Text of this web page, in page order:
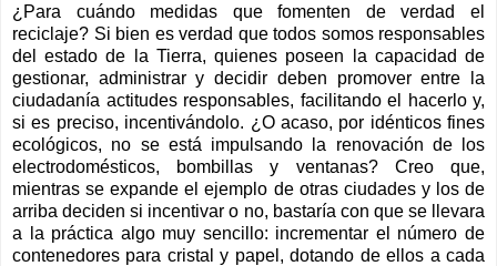
¿Para cuándo medidas que fomenten de verdad el
reciclaje? Si bien es verdad que todos somos responsables
del estado de la Tierra, quienes poseen la capacidad de
gestionar, administrar y decidir deben promover entre la
ciudadanía actitudes responsables, facilitando el hacerlo y,
si es preciso, incentivándolo. ¿O acaso, por idénticos fines
ecológicos, no se está impulsando la renovación de los
electrodomésticos, bombillas y ventanas? Creo que,
mientras se expande el ejemplo de otras ciudades y los de
arriba deciden si incentivar o no, bastaría con que se llevara
a la práctica algo muy sencillo: incrementar el número de
contenedores para cristal y papel, dotando de ellos a cada